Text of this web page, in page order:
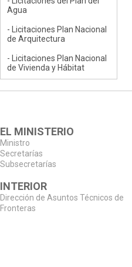
Agua
- Licitaciones Plan Nacional
de Arquitectura
- Licitaciones Plan Nacional
de Vivienda y Hábitat
EL MINISTERIO
Ministro
Secretarías
Subsecretarías
INTERIOR
Dirección de Asuntos Técnicos de
Fronteras